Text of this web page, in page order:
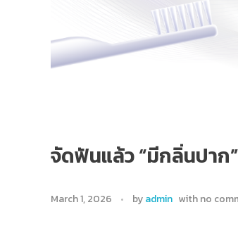
จัดฟันแล้ว “มีกลิ่นปาก
March 1, 2026 byadmin withno